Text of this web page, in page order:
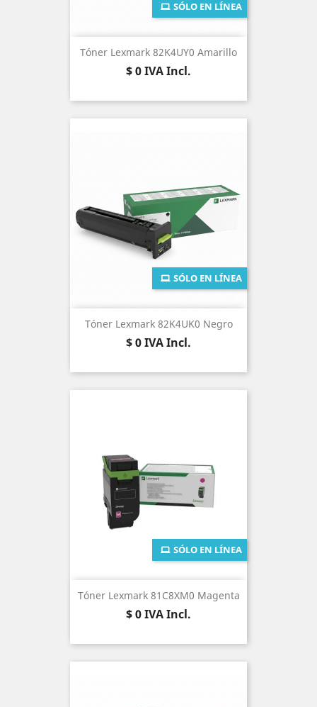
Tóner Lexmark 82K4UY0 Amarillo
Precio
$ 0IVA Incl.
SÓLO EN LÍNEA
Tóner Lexmark 82K4UK0 Negro
Precio
$ 0IVA Incl.
SÓLO EN LÍNEA
Tóner Lexmark 81C8XM0 Magenta
Precio
$ 0IVA Incl.
SÓLO EN LÍNEA